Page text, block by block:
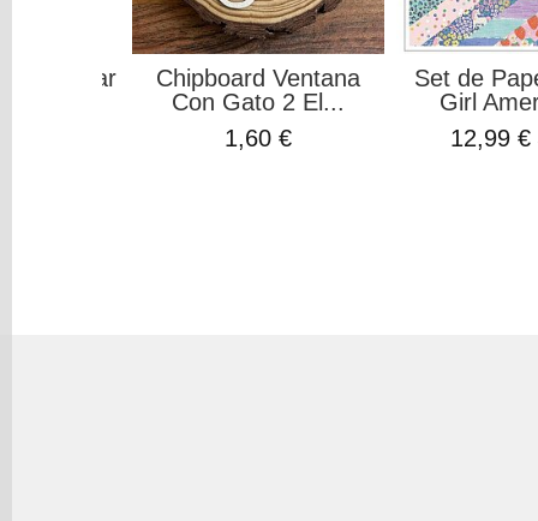
Chipboard Ventana
Con Gato 2 El...
1,60 €
Set de
Girl
12,99 €